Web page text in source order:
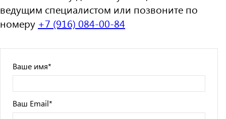
ведущим специалистом или позвоните по
номеру +7 (916) 084-00-84
Ваше имя*
Ваш Email*